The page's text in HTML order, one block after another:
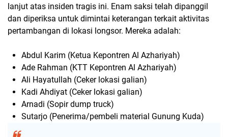
lanjut atas insiden tragis ini. Enam saksi telah dipanggil
dan diperiksa untuk dimintai keterangan terkait aktivitas
pertambangan di lokasi longsor. Mereka adalah:
Abdul Karim (Ketua Kepontren Al Azhariyah)
Ade Rahman (KTT Kepontren Al Azhariyah)
Ali Hayatullah (Ceker lokasi galian)
Kadi Ahdiyat (Ceker lokasi galian)
Arnadi (Sopir dump truck)
Sutarjo (Penerima/pembeli material Gunung Kuda)